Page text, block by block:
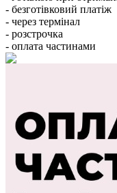
- безготівковий платіж
- через термінал
- розстрочка
- оплата частинами